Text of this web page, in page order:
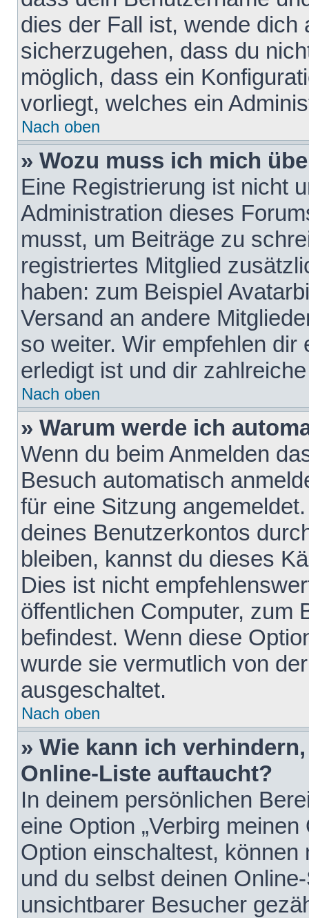
dies der Fall ist, wende dich
sicherzugehen, dass du
möglich, dass ein
vorliegt, welches ein
Nach oben
» Wozu muss ich mich
Eine Registrierung ist nicht
Administration dieses
musst, um Beiträge zu
registriertes Mitglied
haben: zum Beispiel
Versand an andere
so weiter. Wir empfehlen
erledigt ist und dir
Nach oben
» Warum werde ich
Wenn du beim Anmelden
Besuch automatisch
für eine Sitzung
deines Benutzerkontos
bleiben, kannst du dieses
Dies ist nicht
öffentlichen Computer, zum
befindest. Wenn diese
wurde sie vermutlich von
ausgeschaltet.
Nach oben
» Wie kann ich
Online-Liste auftaucht?
In deinem persönlichen
eine Option „Verbirg
Option einschaltest,
und du selbst deinen
unsichtbarer Besucher